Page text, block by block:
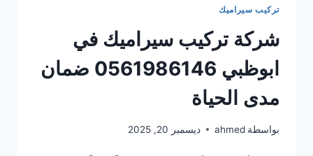
تركيب سيراميك
شركة تركيب سيراميك في
ابوظبي 0561986146 ضمان
مدى الحياة
بواسطة ahmed ديسمبر 20, 2025